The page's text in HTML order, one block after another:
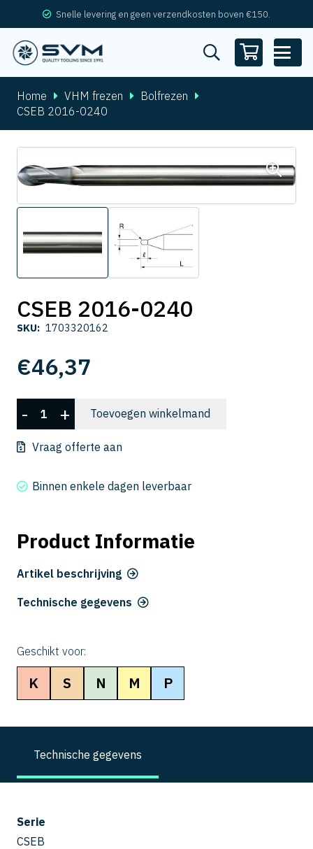
Snelle levering en geen verzendkosten boven €150.
Home VHM frezen
Bolfrezen
CSEB 2016-0240
CSEB 2016-0240
SKU: 1703320162
€46,37
CSEB
2016-
0240
- + Toevoegen winkelmand
Vraag offerte aan
Binnen enkele dagen leverbaar
Product Informatie
Artikel beschrijving
Technische gegevens
Geschikt voor:
K S N M P
Technische gegevens
Serie
CSEB